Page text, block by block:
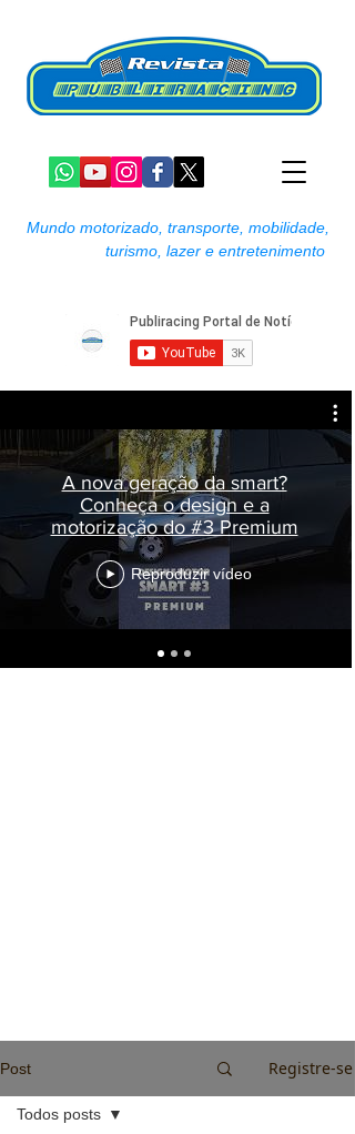
Mundo motorizado, transporte, mobilidade,
turismo, lazer e entretenimento
A nova geração da smart?
Conheça o design e a
motorização do #3 Premium
Reproduzir vídeo
Post Registre-se
Todos posts